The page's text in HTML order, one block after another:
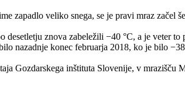
zapadlo veliko snega, se je pravi mraz
desetletju znova zabeležili −40 °C, a je veter
nazadnje konec februarja 2018, ko je bilo
Gozdarskega inštituta Slovenije, v